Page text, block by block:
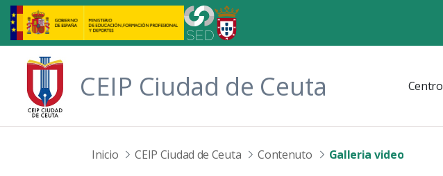
Skip to Main Content
CEIP Ciudad de Ceuta Centro
Inicio CEIP Ciudad de Ceuta Contenuto Galleria video